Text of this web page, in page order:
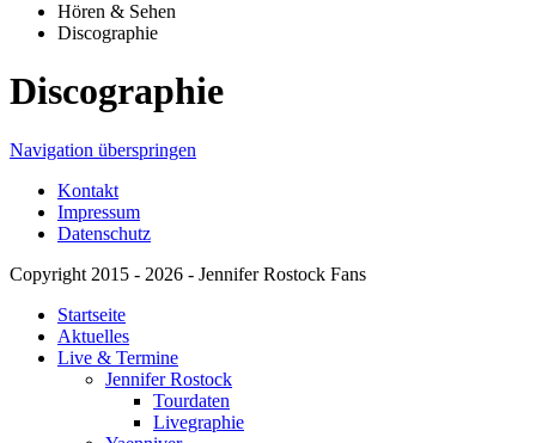
Hören & Sehen
Discographie
Discographie
Navigation überspringen
Kontakt
Impressum
Datenschutz
Copyright 2015 - 2026 - Jennifer Rostock Fans
Startseite
Aktuelles
Live & Termine
Jennifer Rostock
Tourdaten
Livegraphie